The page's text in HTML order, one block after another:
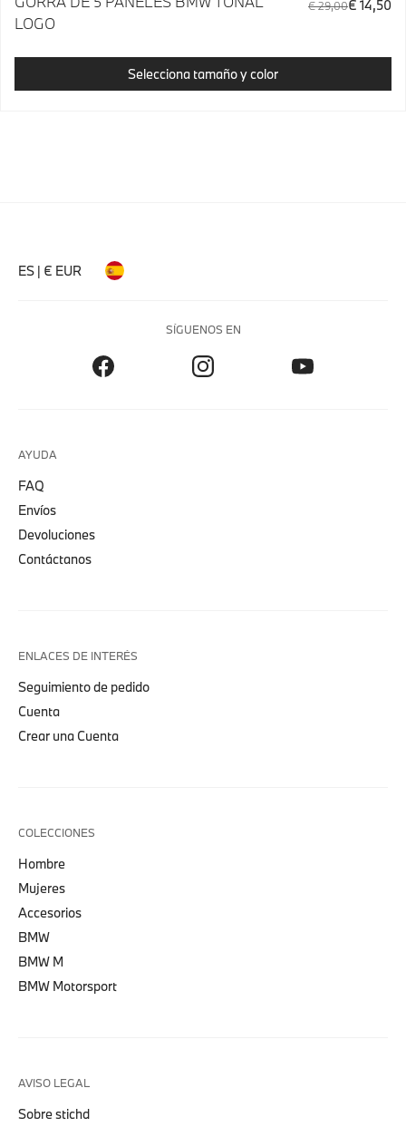
LOGO
€ 29,00€ 14,50
Selecciona tamaño y color
ES | € EUR
SÍGUENOS EN
AYUDA
FAQ
Envíos
Devoluciones
Contáctanos
ENLACES DE INTERÉS
Seguimiento de pedido
Cuenta
Crear una Cuenta
COLECCIONES
Hombre
Mujeres
Accesorios
BMW
BMW M
BMW Motorsport
AVISO LEGAL
Sobre stichd